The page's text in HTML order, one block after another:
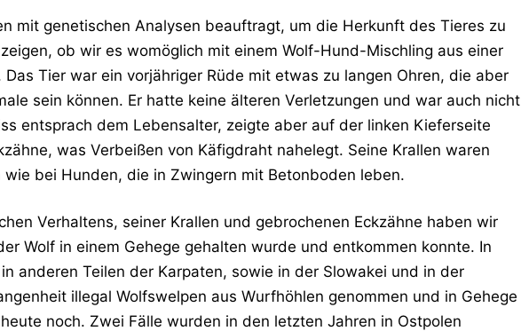
mit genetischen Analysen beauftragt, um die Herkunft des Tieres zu
ob wir es womöglich mit einem Wolf-Hund-Mischling aus einer
Das Tier war ein vorjähriger Rüde mit etwas zu langen Ohren, die aber
sein können. Er hatte keine älteren Verletzungen und war auch nicht
entsprach dem Lebensalter, zeigte aber auf der linken Kieferseite
was Verbeißen von Käfigdraht nahelegt. Seine Krallen waren
bei Hunden, die in Zwingern mit Betonboden leben.
Verhaltens, seiner Krallen und gebrochenen Eckzähne haben wir
Wolf in einem Gehege gehalten wurde und entkommen konnte. In
anderen Teilen der Karpaten, sowie in der Slowakei und in der
illegal Wolfswelpen aus Wurfhöhlen genommen und in Gehege
noch. Zwei Fälle wurden in den letzten Jahren in Ostpolen